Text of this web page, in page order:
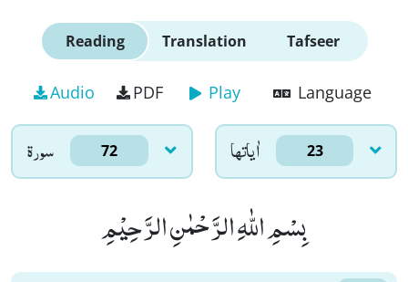
Reading Translation Tafseer
Audio PDF Play Language
سورۃ 72 اٰياتها 23
بِسْمِ اللّٰهِ الرَّحْمٰنِ الرَّحِیْمِ